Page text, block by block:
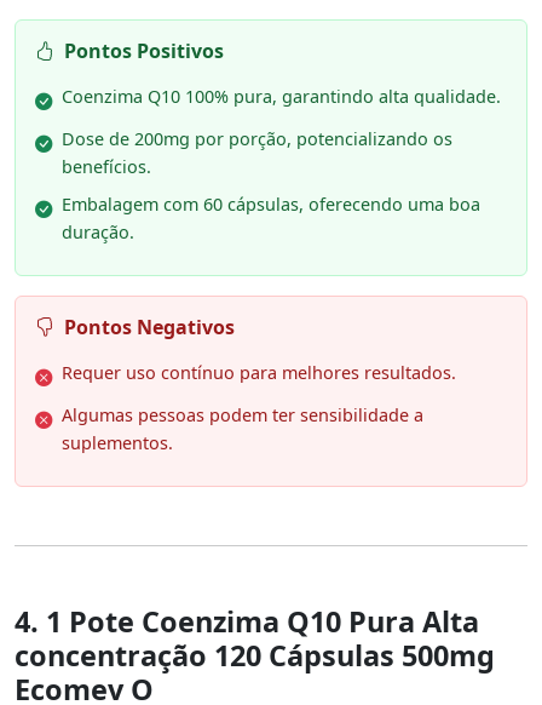
Pontos Positivos
Coenzima Q10 100% pura, garantindo alta qualidade.
Dose de 200mg por porção, potencializando os
benefícios.
Embalagem com 60 cápsulas, oferecendo uma boa
duração.
Pontos Negativos
Requer uso contínuo para melhores resultados.
Algumas pessoas podem ter sensibilidade a
suplementos.
4. 1 Pote Coenzima Q10 Pura Alta
concentração 120 Cápsulas 500mg
Ecomev O